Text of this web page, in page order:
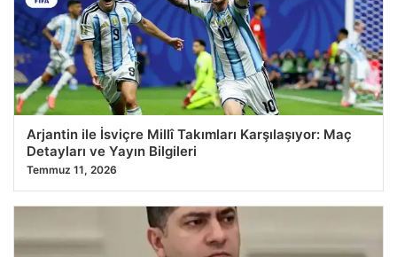
Arjantin ile İsviçre Millî Takımları Karşılaşıyor: Maç
Detayları ve Yayın Bilgileri
Temmuz 11, 2026